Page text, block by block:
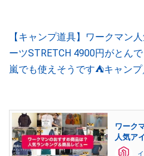
【キャンプ道具】ワークマン
ーツSTRETCH 4900円がとん
嵐でも使えそうです⛺キャン
ワーク
人気ア